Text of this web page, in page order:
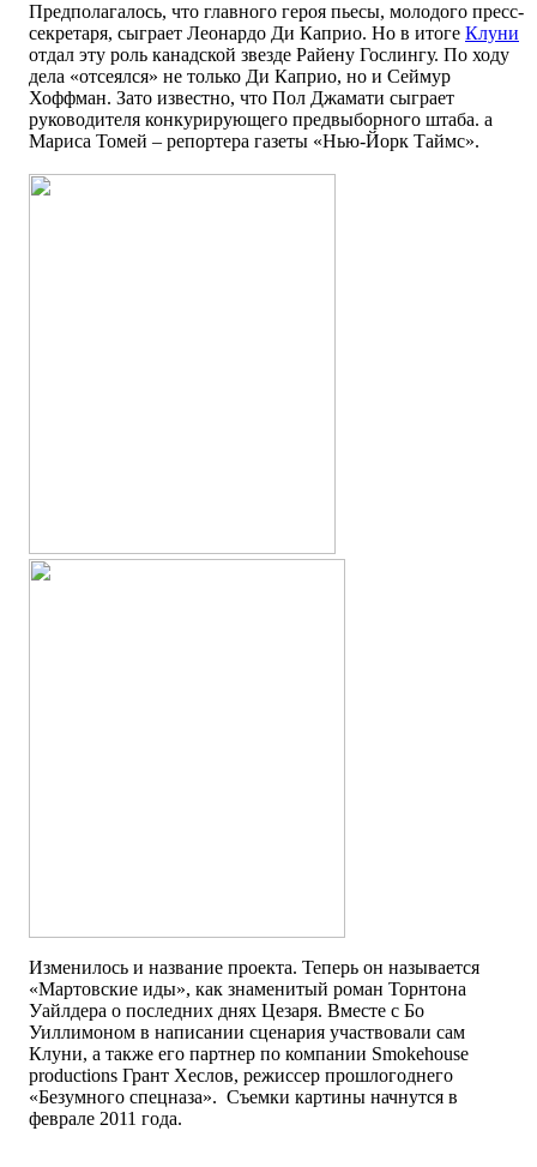
Предполагалось, что главного героя пьесы, молодого пресс-
секретаря, сыграет Леонардо Ди Каприо. Но в итоге Клуни
отдал эту роль канадской звезде Райену Гослингу. По ходу
дела «отсеялся» не только Ди Каприо, но и Сеймур
Хоффман. Зато известно, что Пол Джамати сыграет
руководителя конкурирующего предвыборного штаба. а
Мариса Томей – репортера газеты «Нью-Йорк Таймс».
Изменилось и название проекта. Теперь он называется
«Мартовские иды», как знаменитый роман Торнтона
Уайлдера о последних днях Цезаря. Вместе с Бо
Уиллимоном в написании сценария участвовали сам
Клуни, а также его партнер по компании Smokehouse
productions Грант Хеслов, режиссер прошлогоднего
«Безумного спецназа». Съемки картины начнутся в
феврале 2011 года.